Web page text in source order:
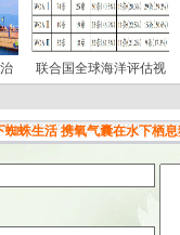
联合国全球海洋评估视